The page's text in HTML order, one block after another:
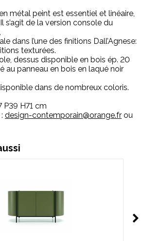
métal peint est essentiel et linéaire,
s’agit de la version console du
dans l’une des finitions Dall’Agnese:
texturées.
dessus disponible en bois ép. 20
au panneau en bois en laqué noir
dans de nombreux coloris.
P39 H71 cm
: design-contemporain@orange.fr ou